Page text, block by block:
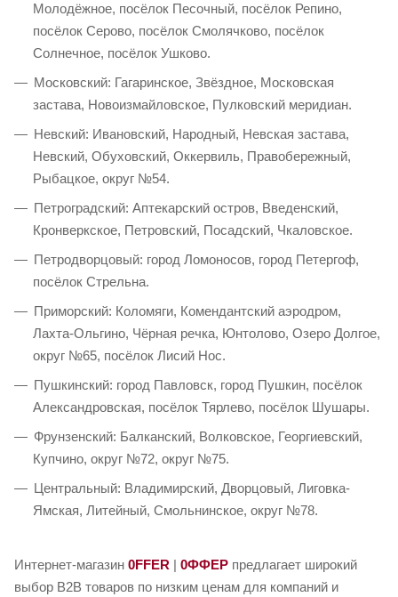
Молодёжное, посёлок Песочный, посёлок Репино,
посёлок Серово, посёлок Смолячково, посёлок
Солнечное, посёлок Ушково.
Московский: Гагаринское, Звёздное, Московская
застава, Новоизмайловское, Пулковский меридиан.
Невский: Ивановский, Народный, Невская застава,
Невский, Обуховский, Оккервиль, Правобережный,
Рыбацкое, округ №54.
Петроградский: Аптекарский остров, Введенский,
Кронверкское, Петровский, Посадский, Чкаловское.
Петродворцовый: город Ломоносов, город Петергоф,
посёлок Стрельна.
Приморский: Коломяги, Комендантский аэродром,
Лахта-Ольгино, Чёрная речка, Юнтолово, Озеро Долгое,
округ №65, посёлок Лисий Нос.
Пушкинский: город Павловск, город Пушкин, посёлок
Александровская, посёлок Тярлево, посёлок Шушары.
Фрунзенский: Балканский, Волковское, Георгиевский,
Купчино, округ №72, округ №75.
Центральный: Владимирский, Дворцовый, Лиговка-
Ямская, Литейный, Смольнинское, округ №78.
Интернет-магазин 0FFER | 0ФФЕР предлагает широкий
выбор B2B товаров по низким ценам для компаний и